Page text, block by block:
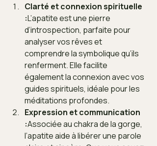
Clarté et connexion spirituelle
:L’apatite est une pierre
d’introspection, parfaite pour
analyser vos rêves et
comprendre la symbolique qu’ils
renferment. Elle facilite
également la connexion avec vos
guides spirituels, idéale pour les
méditations profondes.
Expression et communication
:Associée au chakra de la gorge,
l’apatite aide à libérer une parole